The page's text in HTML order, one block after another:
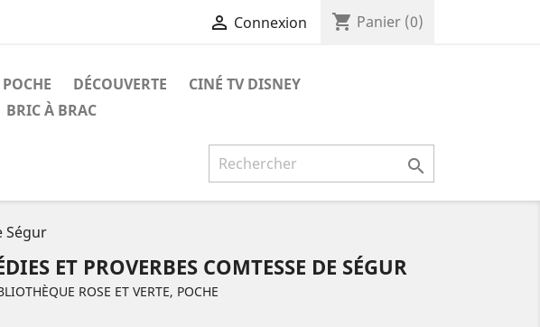
 Connexion shopping_cart Panier (0)
DÉCOUVERTE
CINÉ TV DISNEY
BRIC À BRAC

Ségur
ET PROVERBES COMTESSE DE SÉGUR
ROSE ET VERTE, POCHE